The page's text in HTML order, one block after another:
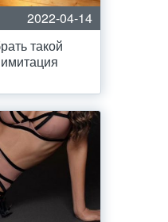
2022-04-14
такой